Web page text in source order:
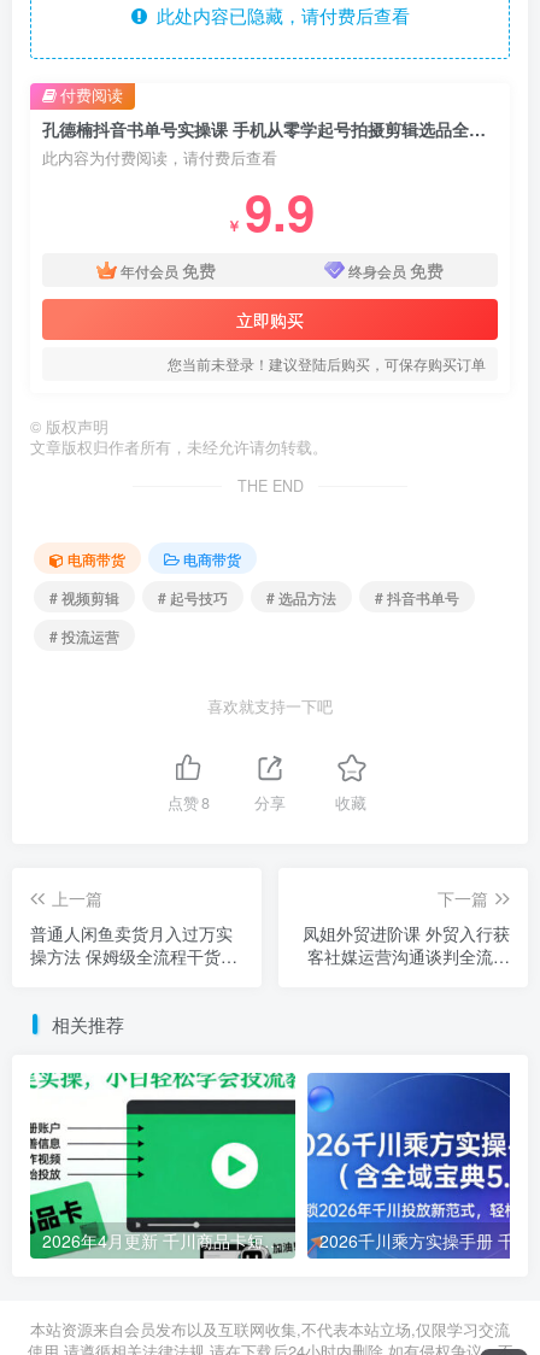
此处内容已隐藏，请付费后查看
孔德楠抖音书单号实操课 手机从零学起号拍摄剪辑选品全流程
此内容为付费阅读，请付费后查看
￥ 9.9
年付会员 免费 终身会员 免费
立即购买
您当前未登录！建议登陆后购买，可保存购买订单
付费阅读
© 版权声明
文章版权归作者所有，未经允许请勿转载。
THE END
电商带货
电商带货
# 视频剪辑
# 起号技巧 # 选品方法
# 抖音书单号
# 投流运营
喜欢就支持一下吧
点赞8 分享 收藏
上一篇
普通人闲鱼卖货月入过万实
操方法 保姆级全流程干货教
下一篇
凤姐外贸进阶课 外贸入行获
客社媒运营沟通谈判全流程
相关推荐
2026年4月更新 千川商品卡短视频全域投放搭建小白实操教程
2026年05月01日 2026年03月13日
本站资源来自会员发布以及互联网收集,不代表本站立场,仅限学习交流